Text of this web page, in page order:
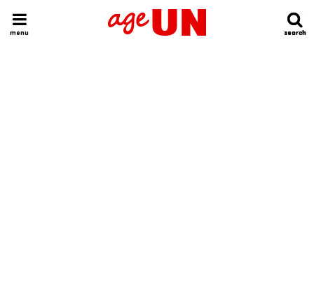
search
search
menu
HOME 今日の運勢ランキング 明日の運勢ランキング 今週の運勢